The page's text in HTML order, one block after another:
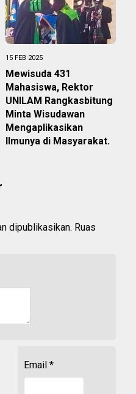
15 FEB 2025
Mewisuda 431
Mahasiswa, Rektor
UNILAM Rangkasbitung
Minta Wisudawan
Mengaplikasikan
Ilmunya di Masyarakat.
dipublikasikan. Ruas
Email *